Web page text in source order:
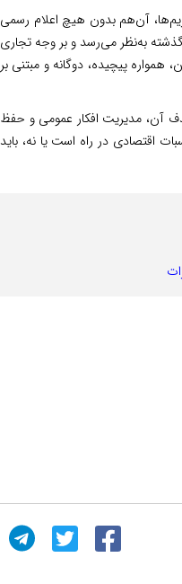
آن‌هم بدون هیچ اعلام رسمی
به‌نظر می‌رسد و بر وجه تجاری
همواره پیچیده، دوگانه و مبتنی بر
آن، مدیریت افکار عمومی و حفظ
اقتصادی در راه است یا نه، باید